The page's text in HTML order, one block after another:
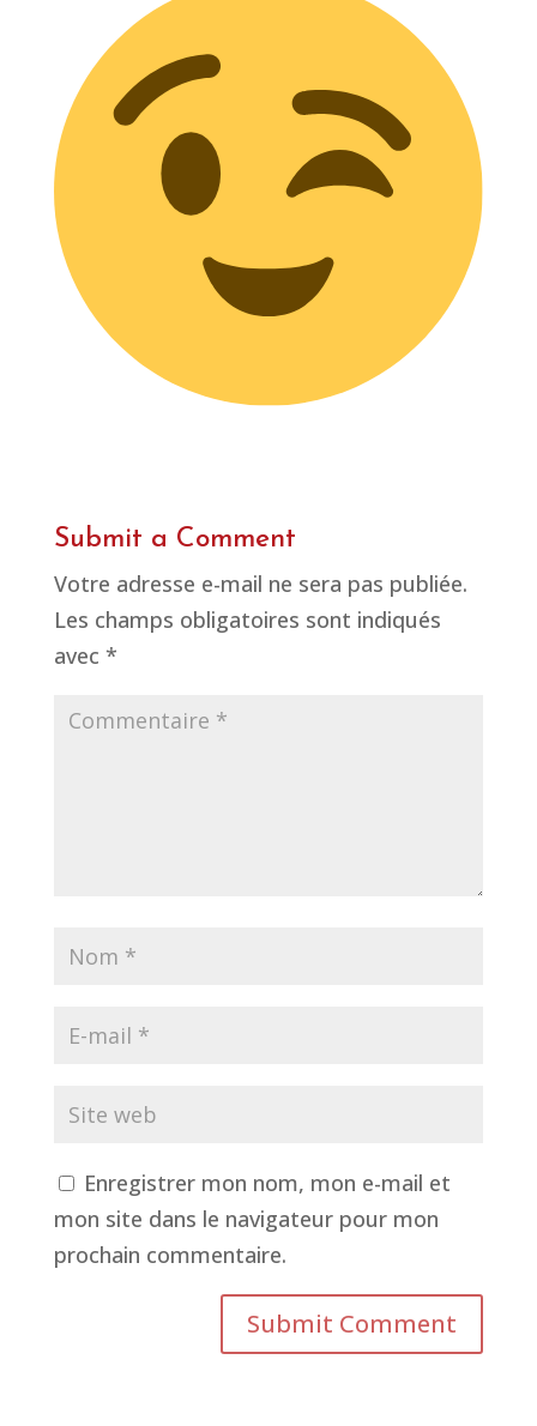
Submit a Comment
Votre adresse e-mail ne sera pas publiée.
Les champs obligatoires sont indiqués
avec *
Enregistrer mon nom, mon e-mail et
mon site dans le navigateur pour mon
prochain commentaire.